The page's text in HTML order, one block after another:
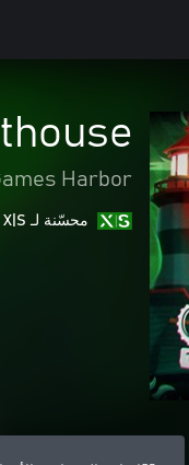
Harbor
محسّنة لـ Xbox Series X|S